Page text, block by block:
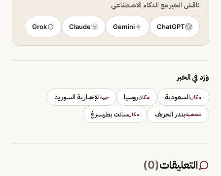
ناقش الخبر مع الذكاء الاصطناعي
ChatGPT
Gemini
Claude
Grok
وَرَد في الخبر
مكانالسعودية مكانروسيا جهةالإخبارية السورية
شخصيةبندر الخريف مكانسانت بطرسبرغ
التعليقات(
0
)